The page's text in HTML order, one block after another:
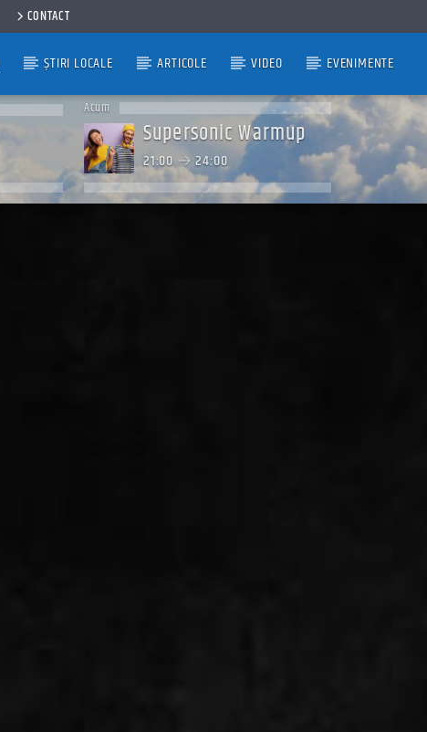
CONTACT
ȘTIRI LOCALE ARTICOLE VIDEO EVENIMENTE
Acum
Supersonic Warmup
21:00 24:00